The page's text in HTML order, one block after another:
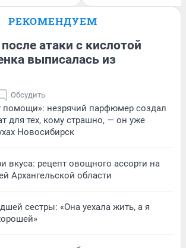
РЕКОМЕНДУЕМ
атаки с кислотой
выписалась из
Обсудить
помощи»: незрячий парфюмер создал
для тех, кому страшно, — он уже
Новосибирск
вкуса: рецепт овощного ассорти на
Архангельской области
сестры: «Она уехала жить, а я